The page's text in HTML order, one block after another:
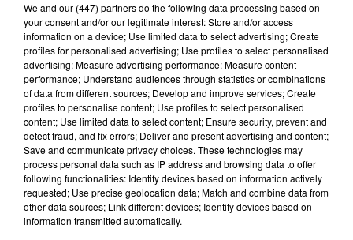
Lecture (2 min 15 sec)
100%
100% Radio les infos du Pays Catalan
We and our (447) partnersdo the following data processing based on
your consent and/or our legitimate interest: Store and/or access
information on a device; Use limited data to select advertising; Create
profiles for personalised advertising; Use profiles to select personalised
advertising; Measure advertising performance; Measure content
performance; Understand audiences through statistics or combinations
of data from different sources; Develop and improve services; Create
profiles to personalise content; Use profiles to select personalised
content; Use limited data to select content; Ensure security, prevent and
detect fraud, and fix errors; Deliver and present advertising and content;
Save and communicate privacy choices. These technologies may
process personal data such as IP address and browsing data to offer
following functionalities: Identify devices based on information actively
requested; Use precise geolocation data; Match and combine data from
other data sources; Link different devices; Identify devices based on
information transmitted automatically.